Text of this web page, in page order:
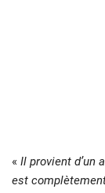
« Il provient d’un
est